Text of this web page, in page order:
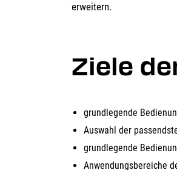
erweitern.
Ziele
grundlegende
Auswahl der
grundlegende
Anwendungsbereiche